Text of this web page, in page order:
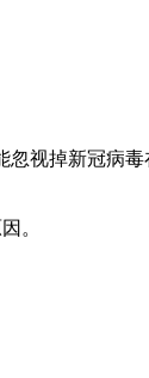
视掉新冠病毒
。